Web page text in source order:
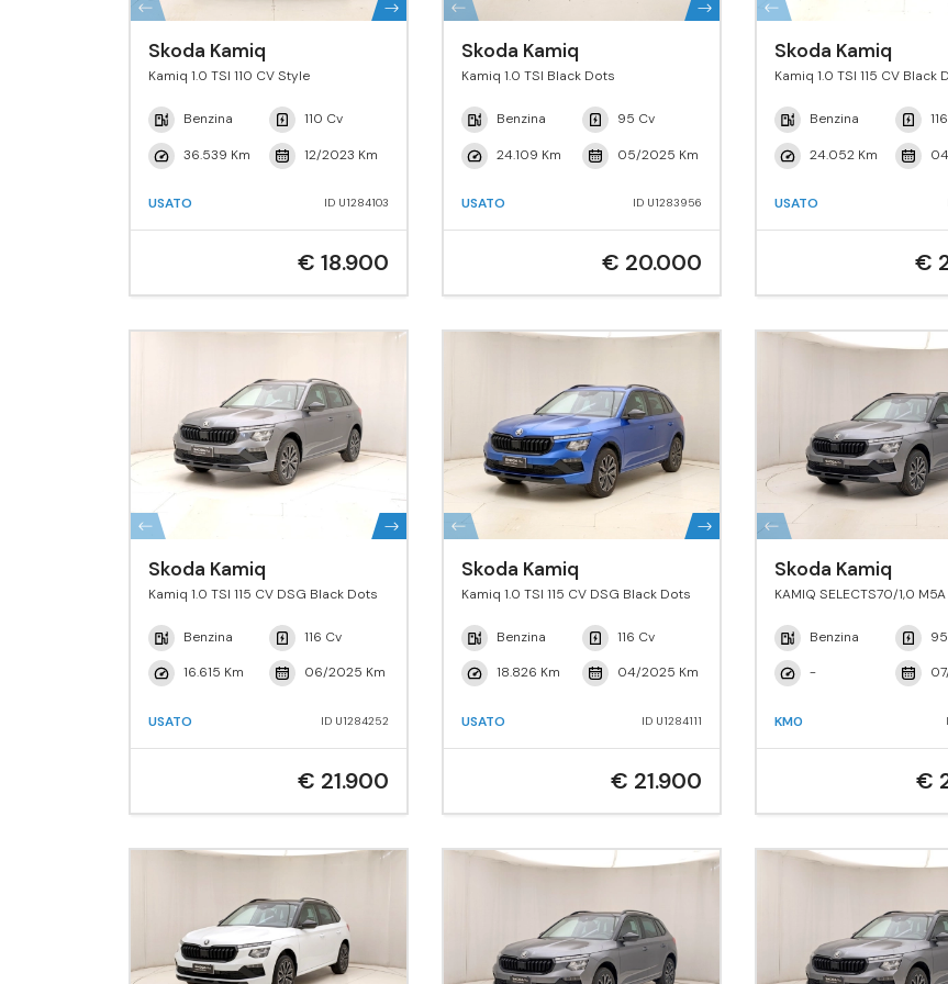
Skoda Kamiq
Kamiq 1.0 TSI 110 CV Style
Benzina 110 Cv
36.539 Km 12/2023 Km
USATO ID U1284103
€ 18.900
Skoda Kamiq
Kamiq 1.0 TSI Black Dots
Benzina 95 Cv
24.109 Km 05/2025 Km
USATO ID U1283956
€ 20.000
Skoda Kamiq
Kamiq 1.0 TSI 115 CV Black
Benzina
24.052 Km
USATO
€
Skoda Kamiq
Kamiq 1.0 TSI 115 CV DSG Black Dots
Benzina 116 Cv
16.615 Km 06/2025 Km
USATO ID U1284252
€ 21.900
Skoda Kamiq
Kamiq 1.0 TSI 115 CV DSG Black Dots
Benzina 116 Cv
18.826 Km 04/2025 Km
USATO ID U1284111
€ 21.900
Skoda Kamiq
KAMIQ SELECTS70/1,0 M5A
Benzina
-
KM0
€